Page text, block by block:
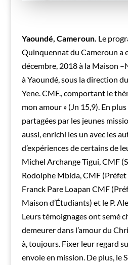
Yaoundé, Cameroun. Le
Quinquennat du Cameroun a
décembre, 2018 à la Maison
à Yaoundé, sous la direction
Yene. CMF., comportant le
mon amour » (Jn 15,9). En
partagées par les jeunes
aussi, enrichi les un avec les
d’expériences de certains de
Michel Archange Tigui, CMF
Rodolphe Mbida, CMF (Préfet
Franck Pare Loapan CMF
Maison d’Étudiants) et le P.
Leurs témoignages ont semé
demeurer dans l’amour du
à, toujours. Fixer leur regard
envoie en mission. De plus, le